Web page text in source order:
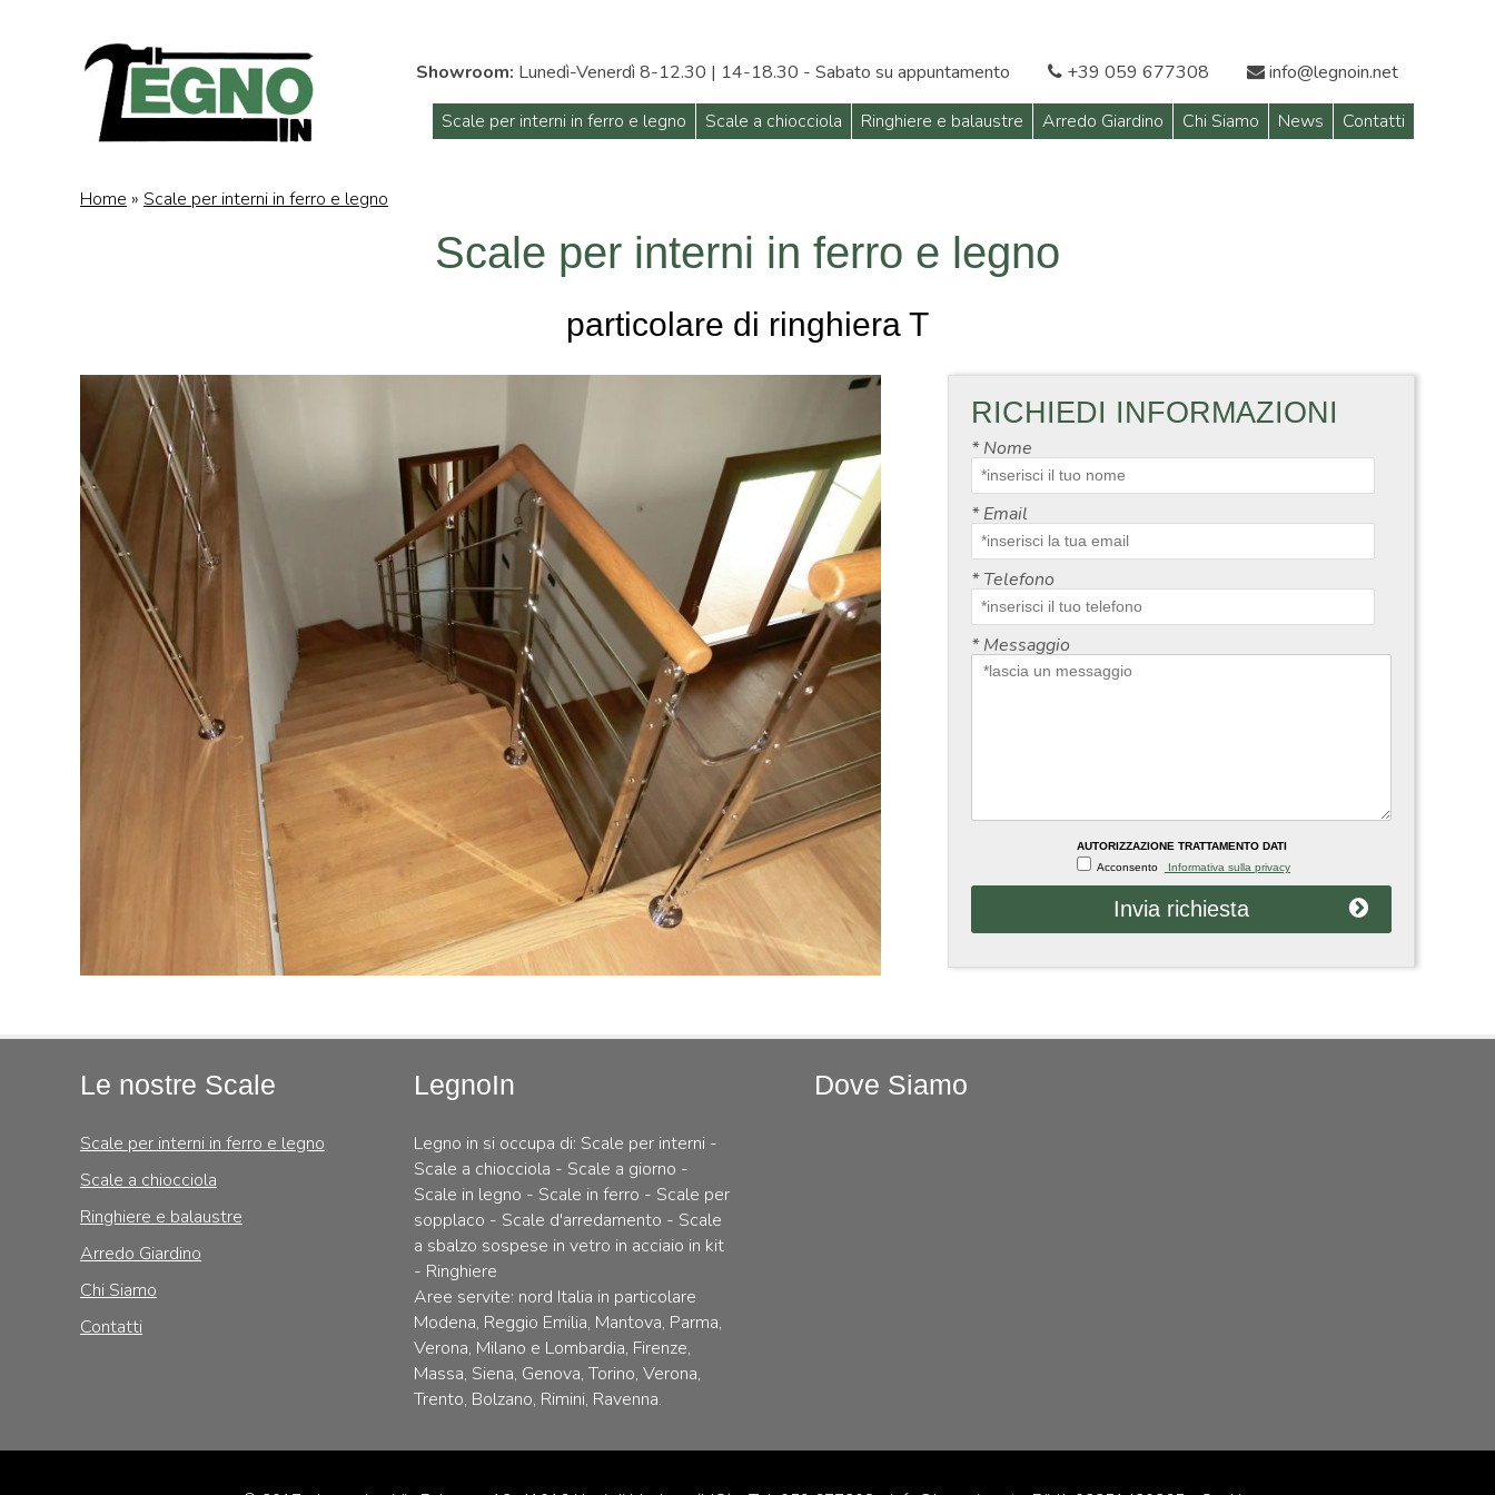
Showroom: Lunedì-Venerdì 8-12.30 | 14-18.30 - Sabato su appuntamento +39 059 677308
info@legnoin.net
Scale per interni in ferro e legno
Scale a chiocciola Ringhiere e balaustre Arredo Giardino Chi Siamo News Contatti
Home » Scale per interni in ferro e legno
Scale per interni in ferro e legno
particolare di ringhiera T
RICHIEDI INFORMAZIONI
*Nome
*Email
*Telefono
*Messaggio
AUTORIZZAZIONE TRATTAMENTO DATI
Acconsento
Informativa sulla privacy
Invia richiesta
Le nostre Scale
Scale per interni in ferro e legno
Scale a chiocciola
Ringhiere e balaustre
Arredo Giardino
Chi Siamo
Contatti
LegnoIn
Legno in si occupa di: Scale per interni -
Scale a chiocciola - Scale a giorno -
Scale in legno - Scale in ferro - Scale per
sopplaco - Scale d'arredamento - Scale
a sbalzo sospese in vetro in acciaio in kit
- Ringhiere
Aree servite: nord Italia in particolare
Modena, Reggio Emilia, Mantova, Parma,
Verona, Milano e Lombardia, Firenze,
Massa, Siena, Genova, Torino, Verona,
Trento, Bolzano, Rimini, Ravenna.
Dove Siamo